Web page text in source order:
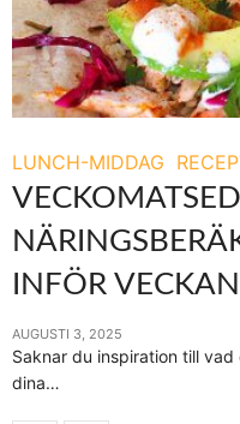
LUNCH-MIDDAG
INFÖR VECKAN
AUGUSTI 3, 2025
Saknar du inspiration till
dina…